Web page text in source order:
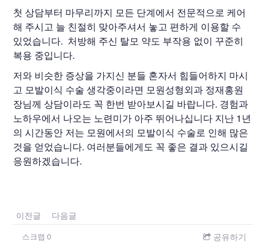
첫 상담부터 마무리까지 모든 단계에서 전문적으로 케어
해 주시고 늘 친절히 맞아주셔서 놓고 편하게 이용할 수
있었습니다. 처방해 주신 탈모 약도 부작용 없이 꾸준히
복용 중입니다.
저와 비슷한 증상을 가지신 분들 혼자서 힘들어하지 마시
고 모발이식 수술 생각중이라면 모원성형외과 정재홍원
장님께 상담이라도 꼭 한번 받아보시길 바랍니다. 경험과
노하우에서 나오는 노련미가 아주 뛰어나십니다 지난 1년
의 시간동안 저는 모원에서의 모발이식 수술로 인해 많은
것을 얻었습니다. 여러분들에게도 꼭 좋은 결과 있으시길
응원하겠습니다.
이전글 다음글
스크랩 0 공유하기